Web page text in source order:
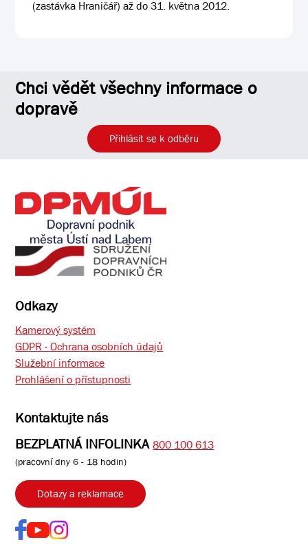
(zastávka Hraničář) až do 31. května 2012.
Chci vědět všechny informace o
dopravě
Přihlásit se k odběru
Odkazy
Kamerový systém
GDPR - Ochrana osobních údajů
Služební informace
Prohlášení o přístupnosti
Kontaktujte nás
BEZPLATNÁ INFOLINKA 800 100 613
(pracovní dny 6 - 18 hodin)
Dotazy a reklamace